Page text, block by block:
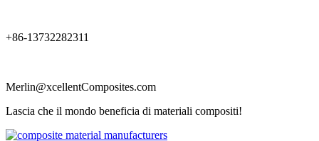
+86-13732282311
Merlin@xcellentComposites.com
Lascia che il mondo beneficia di materiali compositi!